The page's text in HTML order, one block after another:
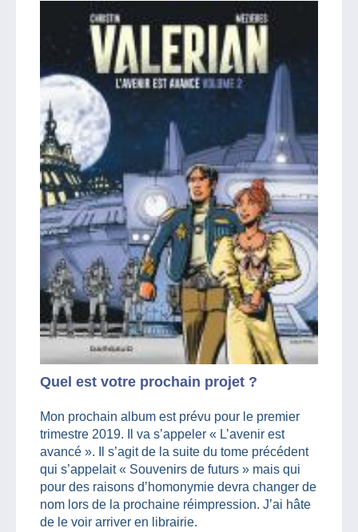
Quel est votre prochain projet ?
Mon prochain album est prévu pour le premier
trimestre 2019. Il va s’appeler « L’avenir est
avancé ». Il s’agit de la suite du tome précédent
qui s’appelait « Souvenirs de futurs » mais qui
pour des raisons d’homonymie devra changer de
nom lors de la prochaine réimpression. J’ai hâte
de le voir arriver en librairie.